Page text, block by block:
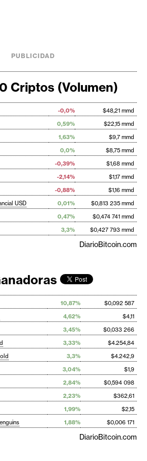
PUBLICIDAD
Criptos (Volumen)
-0,0%
$48,21 mmd
0,59%
$22,15 mmd
1,63%
$9,7 mmd
0,0%
$8,75 mmd
-0,39%
$1,68 mmd
-2,14%
$1,17 mmd
-0,88%
$1,16 mmd
USD 0,01%
$0,813 235 mmd
0,47%
$0,474 741 mmd
3,3% $0,427 793 mmd
DiarioBitcoin.com
10,87%
$0,092 587
4,62%
$4,11
3,45%
$0,033 266
3,33%
$4.254,84
3,3%
$4.242,9
3,04%
$1,9
2,84%
$0,594 098
2,23%
$362,61
1,99%
$2,15
1,88% $0,006 171
DiarioBitcoin.com